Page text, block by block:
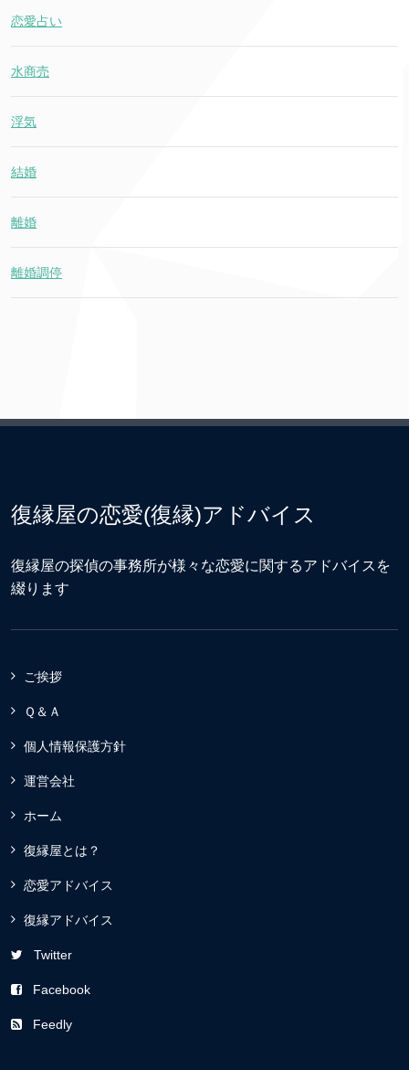
恋愛占い
水商売
浮気
結婚
離婚
離婚調停
復縁屋の恋愛(復縁)アドバイス
復縁屋の探偵の事務所が様々な恋愛に関するアドバイスを
綴ります
ご挨拶
Ｑ＆Ａ
個人情報保護方針
運営会社
ホーム
復縁屋とは？
恋愛アドバイス
復縁アドバイス
Twitter
Facebook
Feedly